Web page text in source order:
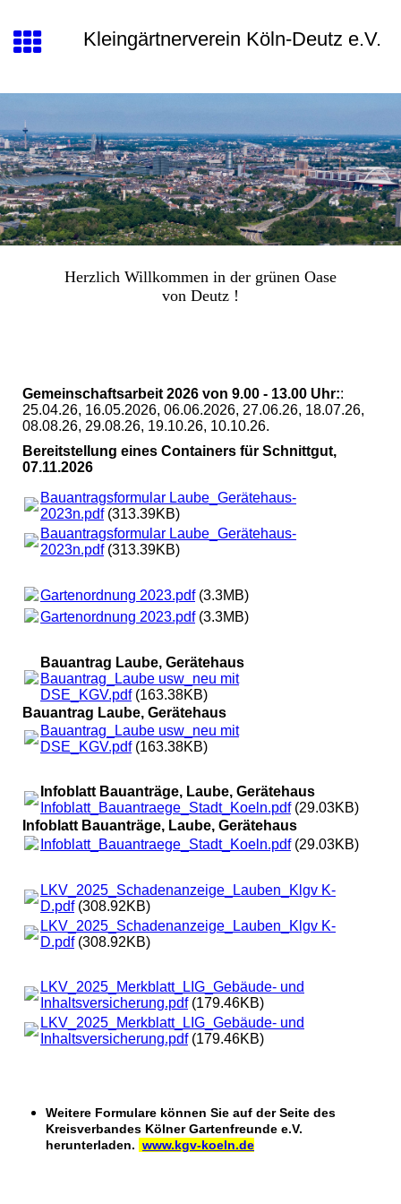
Kleingärtnerverein Köln-Deutz e.V.
Herzlich Willkommen in der grünen Oase
von Deutz !
Gemeinschaftsarbeit 2026 von 9.00 - 13.00 Uhr::
25.04.26, 16.05.2026, 06.06.2026, 27.06.26, 18.07.26,
08.08.26, 29.08.26, 19.10.26, 10.10.26.
Bereitstellung eines Containers für Schnittgut,
07.11.2026
Bauantragsformular Laube_Gerätehaus-
2023n.pdf(313.39KB)
Bauantragsformular Laube_Gerätehaus-
2023n.pdf(313.39KB)
Gartenordnung 2023.pdf(3.3MB)
Gartenordnung 2023.pdf(3.3MB)
Bauantrag Laube, Gerätehaus
Bauantrag_Laube usw_neu mit
DSE_KGV.pdf(163.38KB)
Bauantrag Laube, Gerätehaus
Bauantrag_Laube usw_neu mit
DSE_KGV.pdf(163.38KB)
Infoblatt Bauanträge, Laube, Gerätehaus
Infoblatt_Bauantraege_Stadt_Koeln.pdf(29.03KB)
Infoblatt Bauanträge, Laube, Gerätehaus
Infoblatt_Bauantraege_Stadt_Koeln.pdf(29.03KB)
LKV_2025_Schadenanzeige_Lauben_Klgv K-
D.pdf(308.92KB)
LKV_2025_Schadenanzeige_Lauben_Klgv K-
D.pdf(308.92KB)
LKV_2025_Merkblatt_LIG_Gebäude- und
Inhaltsversicherung.pdf(179.46KB)
LKV_2025_Merkblatt_LIG_Gebäude- und
Inhaltsversicherung.pdf(179.46KB)
Weitere Formulare können Sie auf der Seite des
Kreisverbandes Kölner Gartenfreunde e.V.
herunterladen. www.kgv-koeln.de